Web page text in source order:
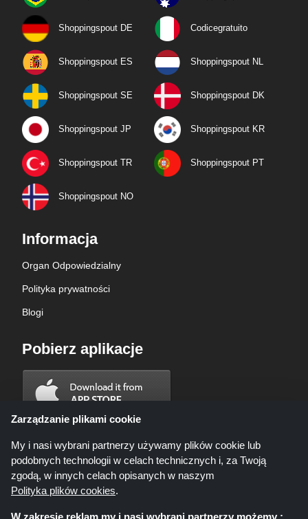
Shoppingspout DE Codicegratuito
Shoppingspout ES Shoppingspout NL
Shoppingspout SE Shoppingspout DK
Shoppingspout JP Shoppingspout KR
Shoppingspout TR Shoppingspout PT
Shoppingspout NO
Informacja
Organ Odpowiedzialny
Polityka prywatności
Blogi
Pobierz aplikacje
Zarządzanie plikami cookie
My i nasi wybrani partnerzy używamy plików cookie lub
podobnych technologii w celach technicznych i, za Twoją
zgodą, w innych celach opisanych w naszym
Polityka plików cookies.
W zakresie reklam my i nasi wybrani partnerzy możemy :